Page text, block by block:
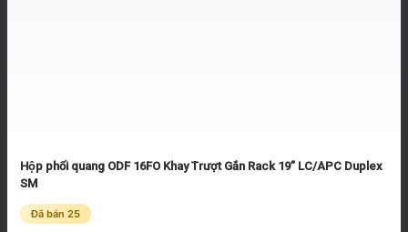
Hộp phối quang ODF 16FO Khay Trượt Gắn Rack 19” LC/APC Duplex
SM
Đã bán 25